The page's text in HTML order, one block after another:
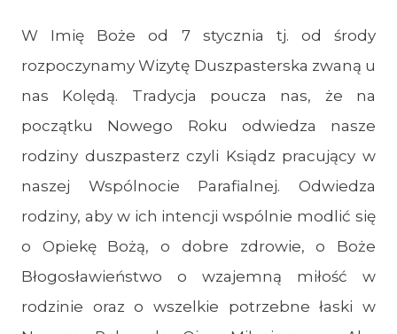
W Imię Boże od 7 stycznia tj. od środy
rozpoczynamy Wizytę Duszpasterska zwaną u
nas Kolędą. Tradycja poucza nas, że na
początku Nowego Roku odwiedza nasze
rodziny duszpasterz czyli Ksiądz pracujący w
naszej Wspólnocie Parafialnej. Odwiedza
rodziny, aby w ich intencji wspólnie modlić się
o Opiekę Bożą, o dobre zdrowie, o Boże
Błogosławieństwo o wzajemną miłość w
rodzinie oraz o wszelkie potrzebne łaski w